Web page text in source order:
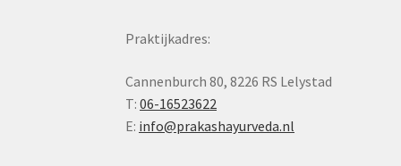
Praktijkadres:
Cannenburch 80, 8226 RS Lelystad
T:06-16523622
E: info@prakashayurveda.nl